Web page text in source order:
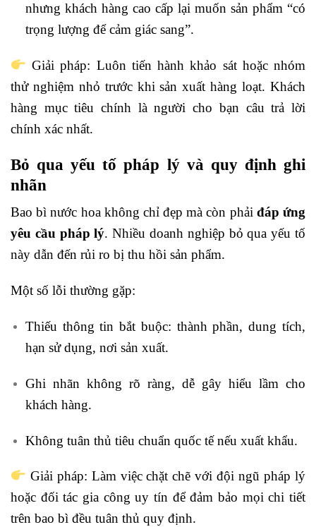
nhưng khách hàng cao cấp lại muốn sản phẩm “có
trọng lượng để cảm giác sang”.
Giải pháp: Luôn tiến hành khảo sát hoặc nhóm
thử nghiệm nhỏ trước khi sản xuất hàng loạt. Khách
hàng mục tiêu chính là người cho bạn câu trả lời
chính xác nhất.
Bỏ qua yếu tố pháp lý và quy định ghi
nhãn
Bao bì nước hoa không chỉ đẹp mà còn phải đáp ứng
yêu cầu pháp lý. Nhiều doanh nghiệp bỏ qua yếu tố
này dẫn đến rủi ro bị thu hồi sản phẩm.
Một số lỗi thường gặp:
Thiếu thông tin bắt buộc: thành phần, dung tích,
hạn sử dụng, nơi sản xuất.
Ghi nhãn không rõ ràng, dễ gây hiểu lầm cho
khách hàng.
Không tuân thủ tiêu chuẩn quốc tế nếu xuất khẩu.
Giải pháp: Làm việc chặt chẽ với đội ngũ pháp lý
hoặc đối tác gia công uy tín để đảm bảo mọi chi tiết
trên bao bì đều tuân thủ quy định.